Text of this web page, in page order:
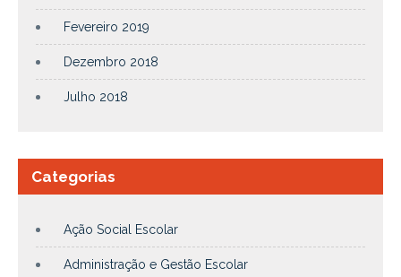
Fevereiro 2019
Dezembro 2018
Julho 2018
Categorias
Ação Social Escolar
Administração e Gestão Escolar